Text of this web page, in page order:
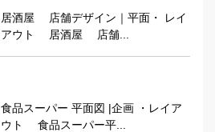
居酒屋 店舗デザイン｜平面・ レイ
アウト 居酒屋 店舗...
食品スーパー 平面図 |企画 ・レイア
ウト 食品スーパー平...